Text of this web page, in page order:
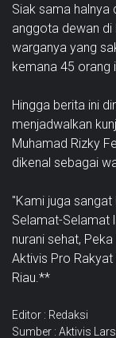
Siak sama halnya
anggota dewan di
warganya yang
kemana 45 orang
Hingga berita ini
menjadwalkan
Muhamad Rizky
dikenal sebagai
"Kami juga
Selamat-Selamat
nurani sehat,
Aktivis Pro
Riau.**
Editor : Redaksi
Sumber : Aktivis